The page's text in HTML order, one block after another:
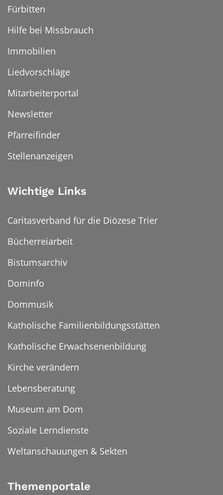
Fürbitten
Hilfe bei Missbrauch
Immobilien
Liedvorschläge
Mitarbeiterportal
Newsletter
Pfarreifinder
Stellenanzeigen
Wichtige Links
Caritasverband für die Diözese Trier
Bücherreiarbeit
Bistumsarchiv
Dominfo
Dommusik
Katholische Familienbildungsstätten
Katholische Erwachsenenbildung
Kirche verändern
Lebensberatung
Museum am Dom
Soziale Lerndienste
Weltanschauungen & Sekten
Themenportale